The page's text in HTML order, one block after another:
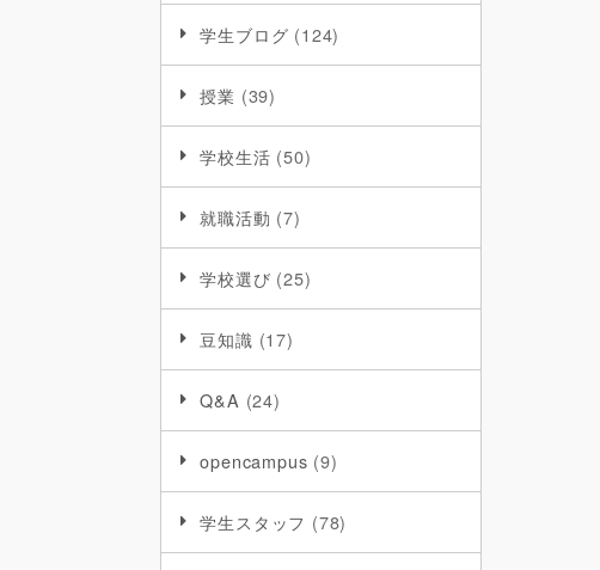
学生ブログ (124)
授業 (39)
学校生活 (50)
就職活動 (7)
学校選び (25)
豆知識 (17)
Q&A (24)
opencampus (9)
学生スタッフ (78)